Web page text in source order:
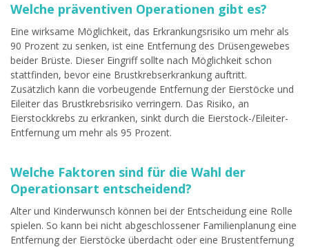
Welche präventiven Operationen gibt es?
Eine wirksame Möglichkeit, das Erkrankungsrisiko um mehr als
90 Prozent zu senken, ist eine Entfernung des Drüsengewebes
beider Brüste. Dieser Eingriff sollte nach Möglichkeit schon
stattfinden, bevor eine Brustkrebserkrankung auftritt.
Zusätzlich kann die vorbeugende Entfernung der Eierstöcke und
Eileiter das Brustkrebsrisiko verringern. Das Risiko, an
Eierstockkrebs zu erkranken, sinkt durch die Eierstock-/Eileiter-
Entfernung um mehr als 95 Prozent.
Welche Faktoren sind für die Wahl der
Operationsart entscheidend?
Alter und Kinderwunsch können bei der Entscheidung eine Rolle
spielen. So kann bei nicht abgeschlossener Familienplanung eine
Entfernung der Eierstöcke überdacht oder eine Brustentfernung